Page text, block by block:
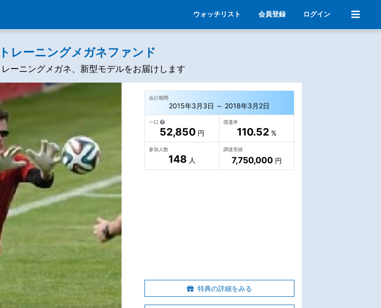
ウォッチリスト 会員登録 ログイン
レーニングメガネファンド
ーニングメガネ、新型モデルをお届けします
会計期間
2015年3月3日 ～ 2018年3月2日
一口
52,850円
償還率
110.52%
参加人数
148 人
調達実績
7,750,000円
特典の詳細をみる